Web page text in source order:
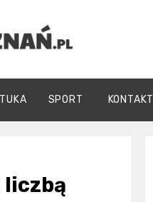
SPORT KONTAKT
liczbą